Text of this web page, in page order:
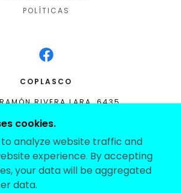
POLÍTICAS
COPLASCO
RIVERA LARA, 6435,
CHIH, C.P. 32600
(656) 620 8424
© 2021 COPLASCO - TODOS LOS
RESERVADOS.
cookies.
to analyze website traffic and
experience. By accepting
your data will be aggregated
data.